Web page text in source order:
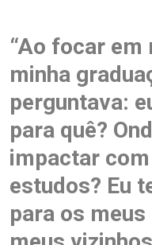
“Ao focar em
minha
perguntava:
para quê?
impactar
estudos? Eu
para os